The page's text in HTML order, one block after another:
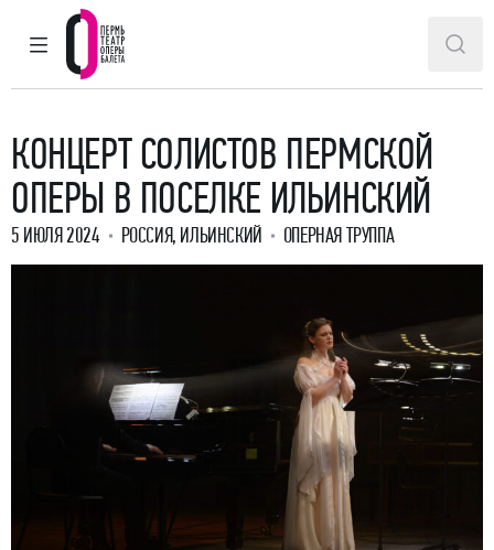
ГЛАВНОЕ МЕНЮ
Пермский театр оперы и балета
КОНЦЕРТ СОЛИСТОВ ПЕРМСКОЙ
ОПЕРЫ В ПОСЕЛКЕ ИЛЬИНСКИЙ
5 ИЮЛЯ 2024 РОССИЯ, ИЛЬИНСКИЙ ОПЕРНАЯ ТРУППА